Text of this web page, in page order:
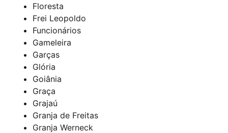
Floresta
Frei Leopoldo
Funcionários
Gameleira
Garças
Glória
Goiânia
Graça
Grajaú
Granja de Freitas
Granja Werneck